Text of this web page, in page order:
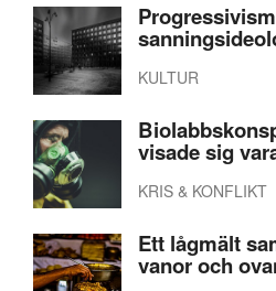
KULTUR
visade sig
KRIS & KONFLIKT
Ett lågmält
vanor och